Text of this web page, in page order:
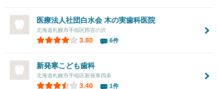
医療法人社団白水会木の実歯科医院
北海道札幌市手稲区西宮の沢
3.80 6件
新発寒こども歯科
北海道札幌市手稲区新発寒四条
3.40 1件